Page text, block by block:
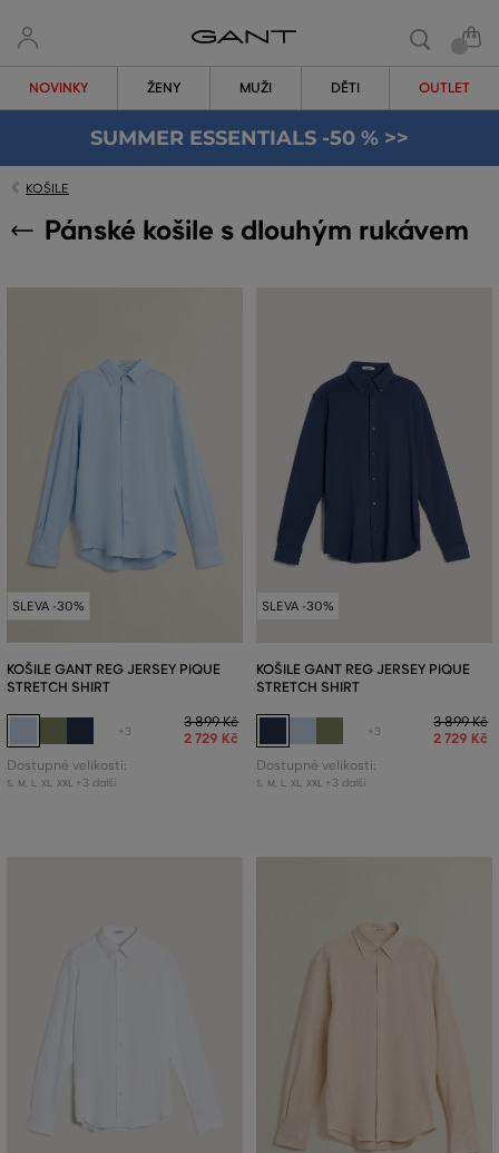
NOVINKY ŽENY MUŽI DĚTI OUTLET
SUMMER ESSENTIALS -50 % >>
KOŠILE
Pánské košile s dlouhým rukávem
SLEVA -30%
KOŠILE GANT REG JERSEY PIQUE
STRETCH SHIRT
+3
3 899 Kč
2 729 Kč
Dostupné velikosti:
S, M L XL XXL +3 další
SLEVA -30%
KOŠILE GANT REG JERSEY PIQUE
STRETCH SHIRT
+3
3 899 Kč
2 729 Kč
Dostupné velikosti:
S, M L XL XXL +3 další